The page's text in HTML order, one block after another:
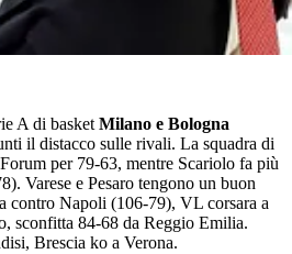
A di basket Milano e Bologna
il distacco sulle rivali. La squadra di
per 79-63, mentre Scariolo fa più
Varese e Pesaro tengono un buon
contro Napoli (106-79), VL corsara a
sconfitta 84-68 da Reggio Emilia.
Brescia ko a Verona.